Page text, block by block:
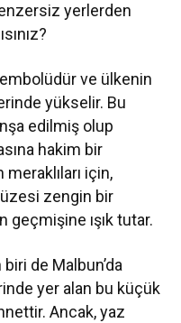
yerlerden
ve ülkenin
yükselir. Bu
edilmiş olup
hakim bir
için,
zengin bir
ışık tutar.
de Malbun’da
yer alan bu küçük
Ancak, yaz